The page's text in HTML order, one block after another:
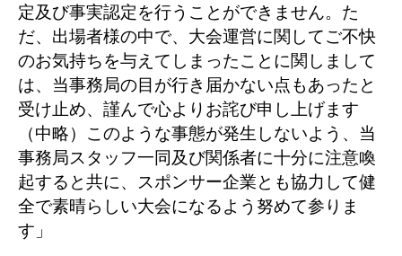
定及び事実認定を行うことができません。た
だ、出場者様の中で、大会運営に関してご不快
のお気持ちを与えてしまったことに関しまして
は、当事務局の目が行き届かない点もあったと
受け止め、謹んで心よりお詫び申し上げます
（中略）このような事態が発生しないよう、当
事務局スタッフ一同及び関係者に十分に注意喚
起すると共に、スポンサー企業とも協力して健
全で素晴らしい大会になるよう努めて参りま
す」